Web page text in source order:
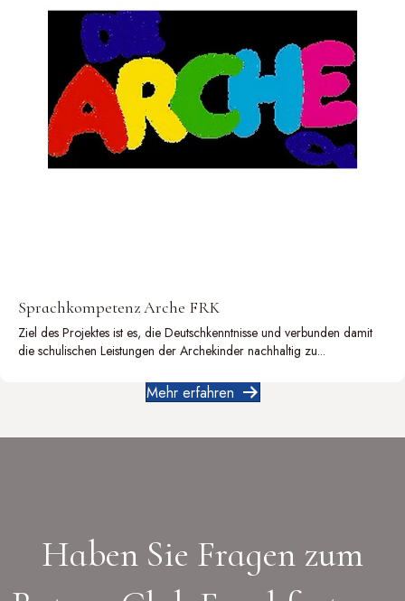
Sprachkompetenz Arche FRK
Ziel des Projektes ist es, die Deutschkenntnisse und verbunden damit
die schulischen Leistungen der Archekinder nachhaltig zu...
Mehr erfahren
Haben Sie Fragen zum